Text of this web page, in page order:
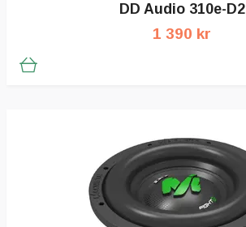
DD Audio 310e-D2
1 390 kr